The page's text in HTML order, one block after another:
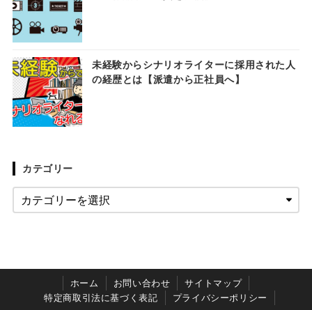
未経験からシナリオライターに採用された人
の経歴とは【派遣から正社員へ】
カテゴリー
ホーム お問い合わせ
サイトマップ
特定商取引法に基づく表記
プライバシーポリシー